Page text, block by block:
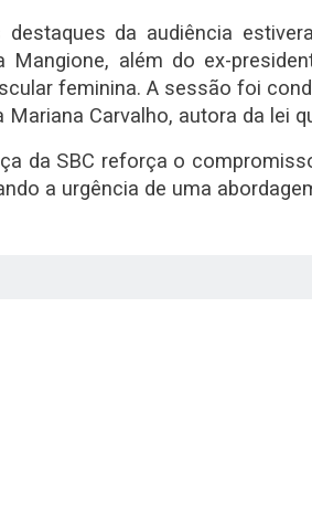
destaques da audiência
Mangione, além do ex-
feminina. A sessão foi
Mariana Carvalho, autora da lei
da SBC reforça o
a urgência de uma